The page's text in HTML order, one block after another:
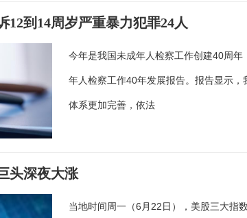
12到14周岁严重暴力犯罪24人
今年是我国未成年人检察工作创建40周
年人检察工作40年发展报告。报告显示
体系更加完善，依法
头深夜大涨
当地时间周一（6月22日），美股三大指